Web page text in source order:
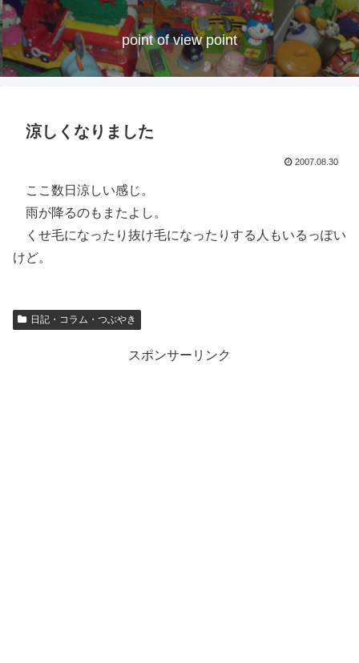
point of view point
涼しくなりました
2007.08.30
ここ数日涼しい感じ。
雨が降るのもまたよし。
くせ毛になったり抜け毛になったりする人もいるっぽい
けど。
日記・コラム・つぶやき
スポンサーリンク